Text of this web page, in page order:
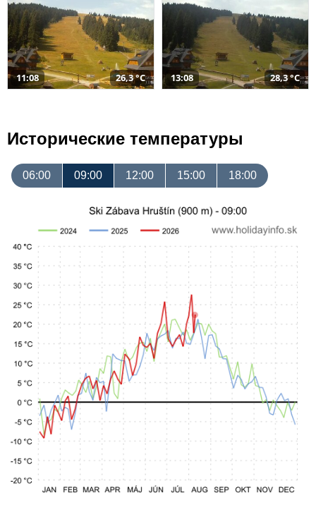
11:08 26,3 °C 13:08 28,3 °C
Исторические температуры
06:00 09:00 12:00 15:00 18:00